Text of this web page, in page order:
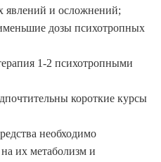
явлений и осложнений;
дозы психотропных
1-2 психотропными
короткие курсы
необходимо
их метаболизм и